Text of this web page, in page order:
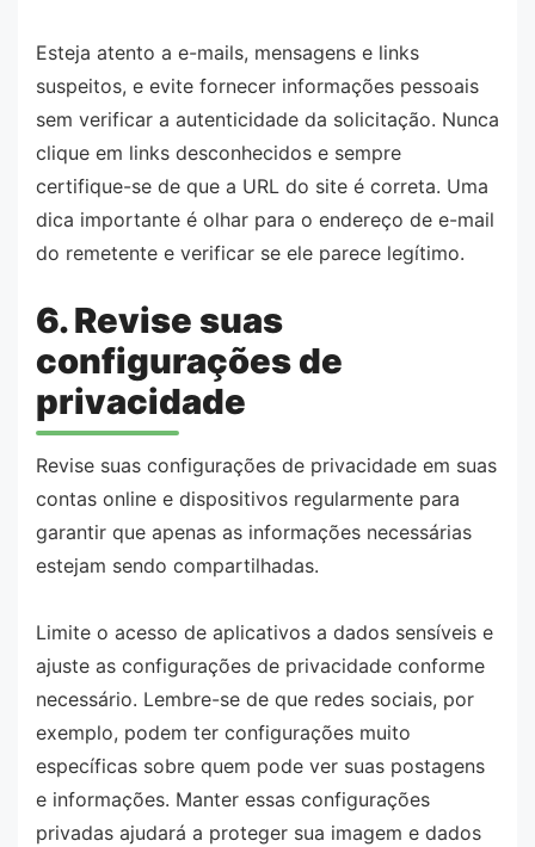
Esteja atento a e-mails, mensagens e links
suspeitos, e evite fornecer informações pessoais
sem verificar a autenticidade da solicitação. Nunca
clique em links desconhecidos e sempre
certifique-se de que a URL do site é correta. Uma
dica importante é olhar para o endereço de e-mail
do remetente e verificar se ele parece legítimo.
6. Revise suas
configurações de
privacidade
Revise suas configurações de privacidade em suas
contas online e dispositivos regularmente para
garantir que apenas as informações necessárias
estejam sendo compartilhadas.
Limite o acesso de aplicativos a dados sensíveis e
ajuste as configurações de privacidade conforme
necessário. Lembre-se de que redes sociais, por
exemplo, podem ter configurações muito
específicas sobre quem pode ver suas postagens
e informações. Manter essas configurações
privadas ajudará a proteger sua imagem e dados